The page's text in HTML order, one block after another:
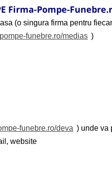
Firma-Pompe-
(o singura firma pentru
funebre.ro/medias )
funebre.ro/deva ) unde va
website